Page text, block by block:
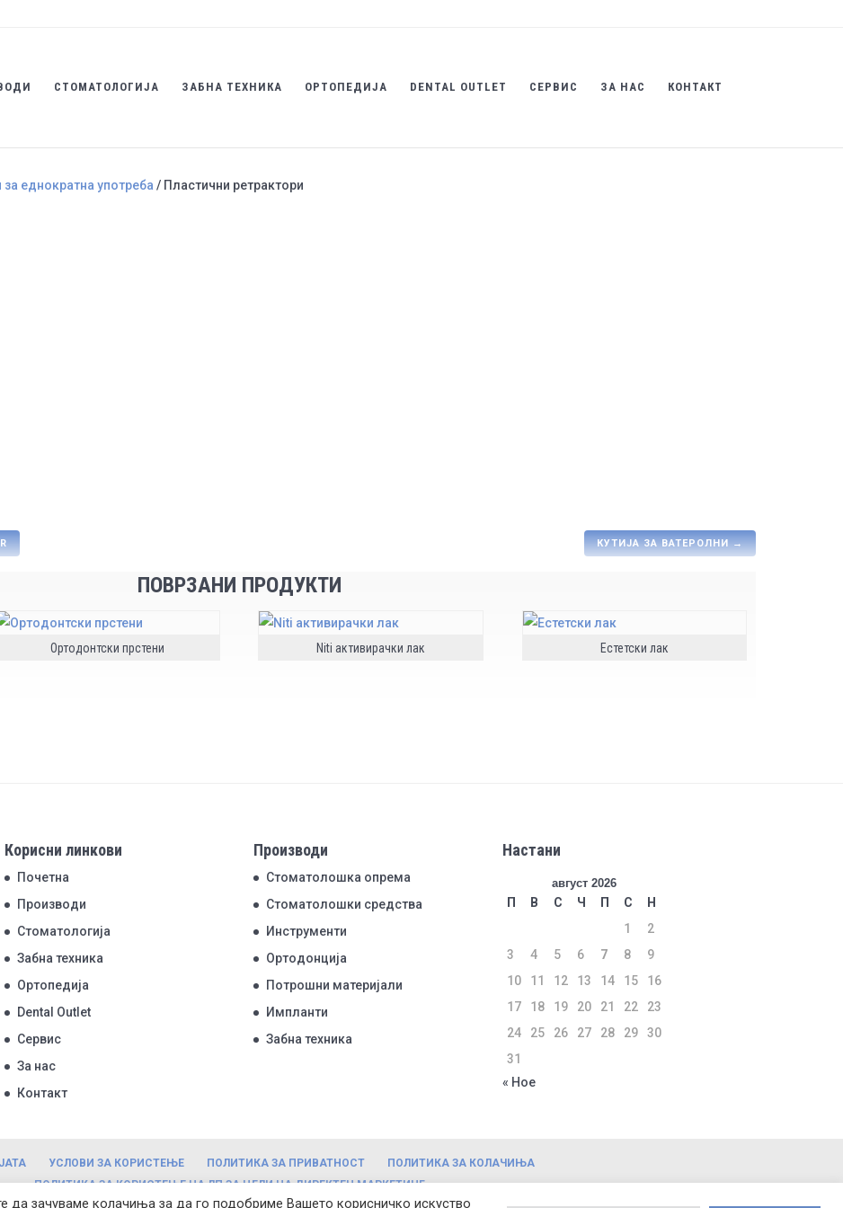
СТОМАТОЛОГИЈА ЗАБНА ТЕХНИКА ОРТОПЕДИЈА DENTAL OUTLET СЕРВИС ЗА НАС КОНТАКТ
за еднократна употреба / Пластични ретрактори
КУТИЈА ЗА ВАТЕРОЛНИ→
ПОВРЗАНИ ПРОДУКТИ
Ортодонтски прстени Niti активирачки лак Естетски лак
Корисни линкови
Почетна
Производи
Стоматологија
Забна техника
Ортопедија
Dental Outlet
Сервис
За нас
Контакт
Производи
Стоматолошка опрема
Стоматолошки средства
Инструменти
Ортодонција
Потрошни материјали
Импланти
Забна техника
Настани
август 2026
П В С Ч П С
Н
1
2
3
4 5 6 7 8
9
10
11 12 13 14 15
16
17
18 19 20 21 22
23
24
25 26 27 28 29
30
31
« Ное
УСЛОВИ ЗА КОРИСТЕЊЕ ПОЛИТИКА ЗА ПРИВАТНОСТ
ПОЛИТИКА ЗА КОЛАЧИЊА
ПОЛИТИКА ЗА КОРИСТЕЊЕ НА ЛП ЗА ЦЕЛИ НА ДИРЕКТЕН МАРКЕТИНГ
да зачуваме колачиња за да го подобриме Вашето корисничко искуство